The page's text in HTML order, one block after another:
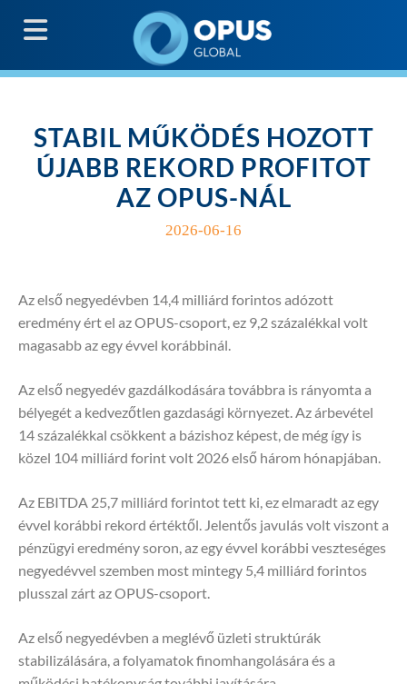
STABIL MŰKÖDÉS HOZOTT
ÚJABB REKORD PROFITOT
AZ OPUS-NÁL
2026-06-16
Az első negyedévben 14,4 milliárd forintos adózott
eredmény ért el az OPUS-csoport, ez 9,2 százalékkal volt
magasabb az egy évvel korábbinál.
Az első negyedév gazdálkodására továbbra is rányomta a
bélyegét a kedvezőtlen gazdasági környezet. Az árbevétel
14 százalékkal csökkent a bázishoz képest, de még így is
közel 104 milliárd forint volt 2026 első három hónapjában.
Az EBITDA 25,7 milliárd forintot tett ki, ez elmaradt az egy
évvel korábbi rekord értéktől. Jelentős javulás volt viszont a
pénzügyi eredmény soron, az egy évvel korábbi veszteséges
negyedévvel szemben most mintegy 5,4 milliárd forintos
plusszal zárt az OPUS-csoport.
Az első negyedévben a meglévő üzleti struktúrák
stabilizálására, a folyamatok finomhangolására és a